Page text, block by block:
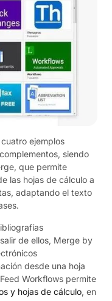
ejemplos
siendo
que permite
las hojas de cálculo a
adaptando el texto
de ellos, Merge by
desde una hoja
Workflows permite
y hojas de cálculo, en